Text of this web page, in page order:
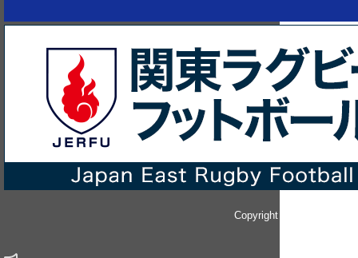
Copyright © since 2014